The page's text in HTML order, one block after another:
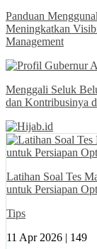
Panduan
Meningkatkan
Management
Menggali Seluk
dan Kontribusinya
Latihan Soal Tes
untuk Persiapan
Tips
11 Apr 2026 | 149